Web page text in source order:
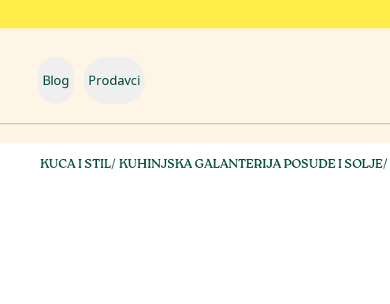
Blog Prodavci
KUCA I STIL/KUHINJSKA GALANTERIJA POSUDE I SOLJE/